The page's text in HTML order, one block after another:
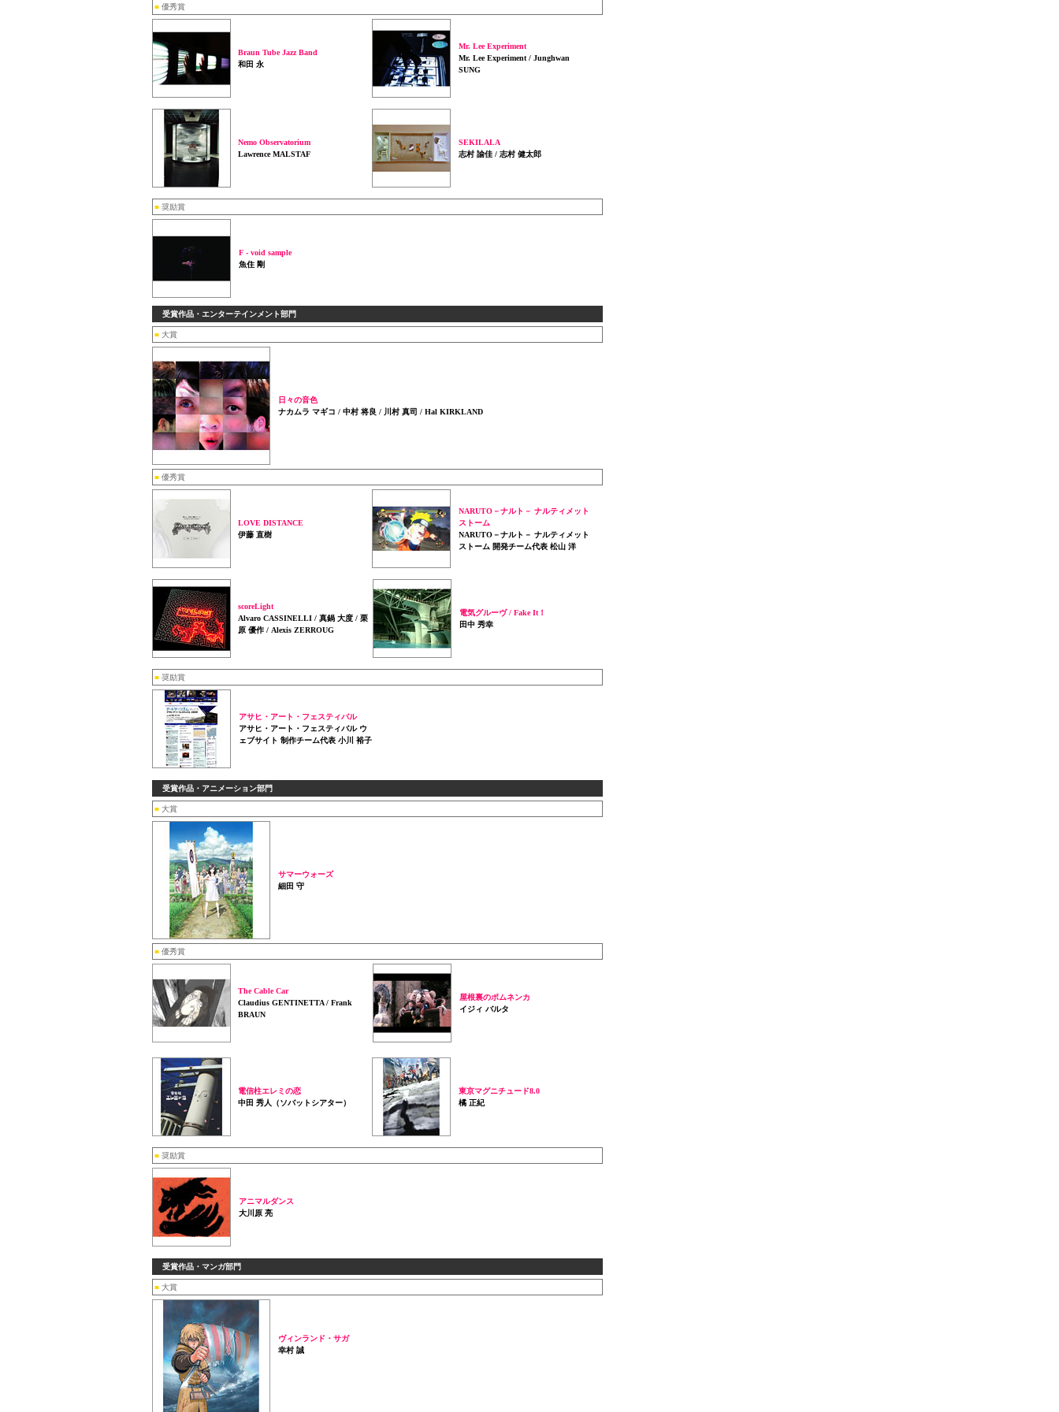
■ 優秀賞
Braun Tube Jazz Band
和田 永
Mr. Lee Experiment
Mr. Lee Experiment / Junghwan
SUNG
Nemo Observatorium
Lawrence MALSTAF
SEKILALA
志村 諭佳 / 志村 健太郎
■ 奨励賞
F - void sample
魚住 剛
受賞作品・エンターテインメント部門
■ 大賞
日々の音色
ナカムラ マギコ / 中村 将良 / 川村 真司 / Hal KIRKLAND
■ 優秀賞
LOVE DISTANCE
伊藤 直樹
NARUTO－ナルト－ ナルティメット
ストーム
NARUTO－ナルト－ ナルティメット
ストーム 開発チーム代表 松山 洋
scoreLight
Alvaro CASSINELLI / 真鍋 大度 / 栗
原 優作 / Alexis ZERROUG
電気グルーヴ / Fake It！
田中 秀幸
■ 奨励賞
アサヒ・アート・フェスティバル
アサヒ・アート・フェスティバル ウ
ェブサイト 制作チーム代表 小川 裕子
受賞作品・アニメーション部門
■ 大賞
サマーウォーズ
細田 守
■ 優秀賞
The Cable Car
Claudius GENTINETTA / Frank
BRAUN
屋根裏のポムネンカ
イジィ バルタ
電信柱エレミの恋
中田 秀人（ソバットシアター）
東京マグニチュード8.0
橘 正紀
■ 奨励賞
アニマルダンス
大川原 亮
受賞作品・マンガ部門
■ 大賞
ヴィンランド・サガ
幸村 誠